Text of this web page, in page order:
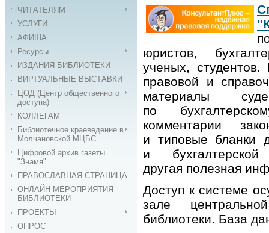
ЧИТАТЕЛЯМ
УСЛУГИ
АФИША
Ресурсы
ИЗДАНИЯ БИБЛИОТЕКИ
ВИРТУАЛЬНЫЕ ВЫСТАВКИ
ЦОД (Центр общественного
доступа)
КОЛЛЕГАМ
Библиотечное краеведение в
Молчановской МЦБС
Цифровой архив газеты
"Знамя"
ПРАВОСЛАВНАЯ СТРАНИЦА
ОНЛАЙН-МЕРОПРИЯТИЯ
БИБЛИОТЕКИ
ПРОЕКТЫ
ОПРОС
юристов,
ученых,
правовой и
материалы
по
комментарии
и типовые бланки
и
другая полезная
Доступ к системе
зале
библиотеки. База